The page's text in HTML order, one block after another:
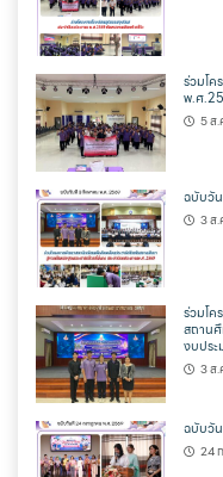
ร่วมโค
พ.ศ
5 ส
ฉบับวั
3 ส
ร่วมโค
สถาน
งบปร
3 ส
ฉบับวั
24